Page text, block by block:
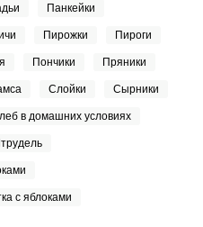
Панкейки
Пирожки Пироги
Пончики Пряники
Слойки Сырники
в домашних условиях
с яблоками
ШАГ
2 ИЗ 6